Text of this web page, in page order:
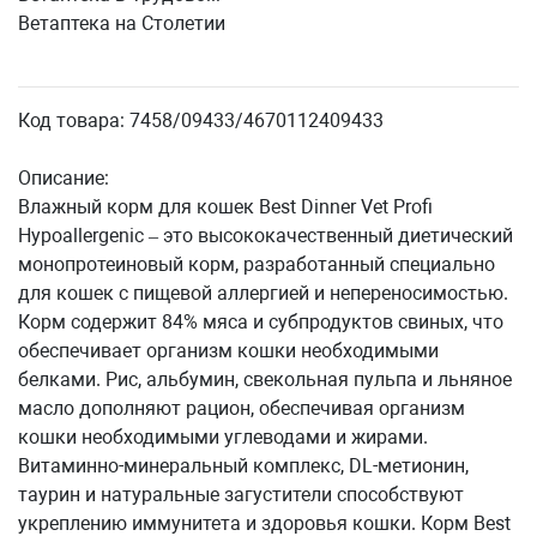
Ветаптека на Столетии
Код товара: 7458/09433/4670112409433
Описание:
Влажный корм для кошек Best Dinner Vet Profi
Hypoallergenic – это высококачественный диетический
монопротеиновый корм, разработанный специально
для кошек с пищевой аллергией и непереносимостью.
Корм содержит 84% мяса и субпродуктов свиных, что
обеспечивает организм кошки необходимыми
белками. Рис, альбумин, свекольная пульпа и льняное
масло дополняют рацион, обеспечивая организм
кошки необходимыми углеводами и жирами.
Витаминно-минеральный комплекс, DL-метионин,
таурин и натуральные загустители способствуют
укреплению иммунитета и здоровья кошки. Корм Best